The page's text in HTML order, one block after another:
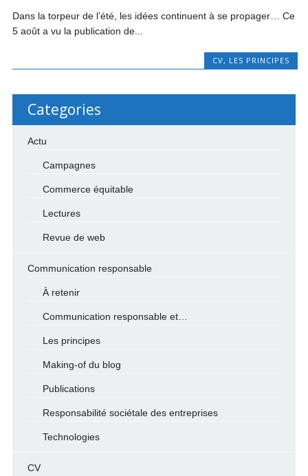
Dans la torpeur de l’été, les idées continuent à se propager… Ce
5 août a vu la publication de...
CV, LES PRINCIPES
Categories
Actu
Campagnes
Commerce équitable
Lectures
Revue de web
Communication responsable
À retenir
Communication responsable et…
Les principes
Making-of du blog
Publications
Responsabilité sociétale des entreprises
Technologies
CV